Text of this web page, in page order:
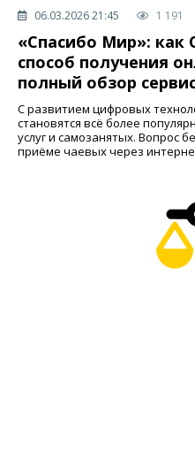
06.03.2026 21:45 1 191
«Спасибо Мир»: как
способ получения
полный обзор
С развитием цифровых
становятся всё более
услуг и самозанятых. Вопрос
приёме чаевых через